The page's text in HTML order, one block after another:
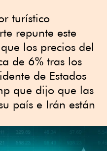
turístico
repunte este
los precios del
de 6% tras los
de Estados
que dijo que las
país e Irán están